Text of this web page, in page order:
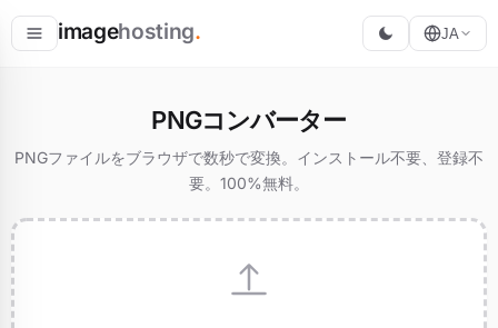
imagehosting. JA
PNGコンバーター
PNGファイルをブラウザで数秒で変換。インストール不要、登録不
要。100%無料。